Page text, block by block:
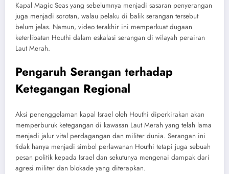
Kapal Magic Seas yang sebelumnya menjadi sasaran penyerangan
juga menjadi sorotan, walau pelaku di balik serangan tersebut
belum jelas. Namun, video terakhir ini memperkuat dugaan
keterlibatan Houthi dalam eskalasi serangan di wilayah perairan
Laut Merah.
Pengaruh Serangan terhadap
Ketegangan Regional
Aksi penenggelaman kapal Israel oleh Houthi diperkirakan akan
memperburuk ketegangan di kawasan Laut Merah yang telah lama
menjadi jalur vital perdagangan dan militer dunia. Serangan ini
tidak hanya menjadi simbol perlawanan Houthi tetapi juga sebuah
pesan politik kepada Israel dan sekutunya mengenai dampak dari
agresi militer dan blokade yang diterapkan.